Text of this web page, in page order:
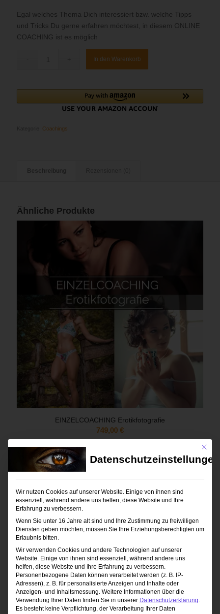
Egal welches Thema Dich interessiert bzw. welche Tipps
und Tricks Du gerne erfahren möchtest, in diesem ONLINE
COACHING ist es möglich
In den Warenkorb
Coachings
Ähnliche Produkte
EINZELCOACHING Erotikfotografie
749,00 €
Mit
Datenschutzeinstellungen
Wir nutzen Cookies auf unserer Website. Einige von ihnen sind
essenziell, während andere uns helfen, diese Website und Ihre
Erfahrung zu verbessern.
Wenn Sie unter 16 Jahre alt sind und Ihre Zustimmung zu freiwilligen
Diensten geben möchten, müssen Sie Ihre Erziehungsberechtigten um
Erlaubnis bitten.
Wir verwenden Cookies und andere Technologien auf unserer
Website. Einige von ihnen sind essenziell, während andere uns
helfen, diese Website und Ihre Erfahrung zu verbessern.
Personenbezogene Daten können verarbeitet werden (z. B. IP-
Adressen), z. B. für personalisierte Anzeigen und Inhalte oder
Anzeigen- und Inhaltsmessung. Weitere Informationen über die
Verwendung Ihrer Daten finden Sie in unserer Datenschutzerklärung.
Es besteht keine Verpflichtung, der Verarbeitung Ihrer Daten